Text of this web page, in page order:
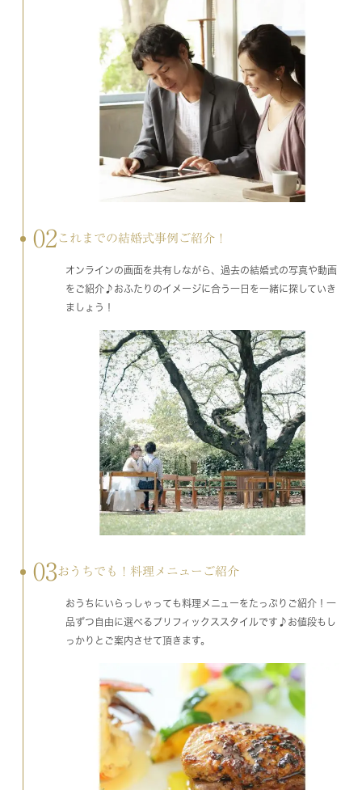
02 これまでの結婚式事例ご紹介！
オンラインの画面を共有しながら、過去の結婚式の写真や動画
をご紹介♪おふたりのイメージに合う一日を一緒に探していき
ましょう！
03おうちでも！料理メニューご紹介
おうちにいらっしゃっても料理メニューをたっぷりご紹介！一
品ずつ自由に選べるプリフィックススタイルです♪お値段もし
っかりとご案内させて頂きます。